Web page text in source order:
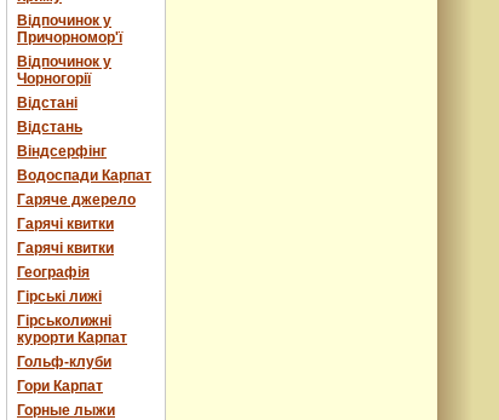
Відпочинок у
Причорномор'ї
Відпочинок у
Чорногорії
Відстані
Відстань
Віндсерфінг
Водоспади Карпат
Гаряче джерело
Гарячі квитки
Гарячі квитки
Географія
Гірські лижі
Гірськолижні
курорти Карпат
Гольф-клуби
Гори Карпат
Горные лыжи